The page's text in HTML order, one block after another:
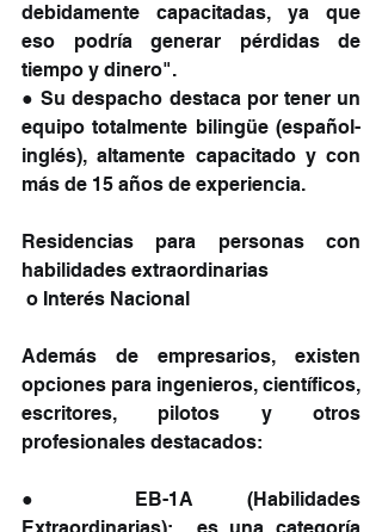
debidamente capacitadas, ya que
eso podría generar pérdidas de
tiempo y dinero".
● Su despacho destaca por tener un
equipo totalmente bilingüe (español-
inglés), altamente capacitado y con
más de 15 años de experiencia.
Residencias para personas con
habilidades extraordinarias
o Interés Nacional
Además de empresarios, existen
opciones para ingenieros, científicos,
escritores, pilotos y otros
profesionales destacados:
● EB-1A (Habilidades